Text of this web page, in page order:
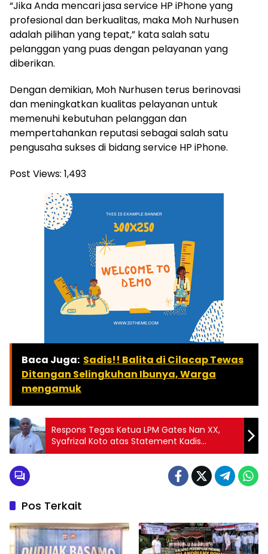
“Jika Anda mencari jasa service HP iPhone yang
profesional dan berkualitas, maka Moh Nurhusen
adalah pilihan yang tepat,” kata salah satu
pelanggan yang puas dengan pelayanan yang
diberikan.
Dengan demikian, Moh Nurhusen terus berinovasi
dan meningkatkan kualitas pelayanan untuk
memenuhi kebutuhan pelanggan dan
mempertahankan reputasi sebagai salah satu
pengusaha sukses di bidang service HP iPhone.
Post Views: 1,493
Baca Juga: Sadis!! Balita di Cilacap Tewas
Ditangan Selingkuhan Ibunya, Warga
mengamuk
Respons Tegas Ketua LPM Gates Nan XX,
Syafrizal Koto atas Statement Kadis
Koperasi Kota Padang
Pos Terkait